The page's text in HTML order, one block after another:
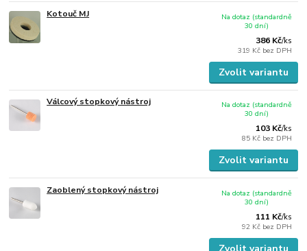
Kotouč MJ
386 Kč/ks
319 Kč bez DPH
Na dotaz (standardně
30 dní)
Zvolit variantu
Válcový stopkový nástroj
103 Kč/ks
85 Kč bez DPH
Na dotaz (standardně
30 dní)
Zvolit variantu
Zaoblený stopkový nástroj
111 Kč/ks
92 Kč bez DPH
Na dotaz (standardně
30 dní)
Zvolit variantu